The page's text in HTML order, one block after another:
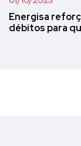
Energisa
débitos para